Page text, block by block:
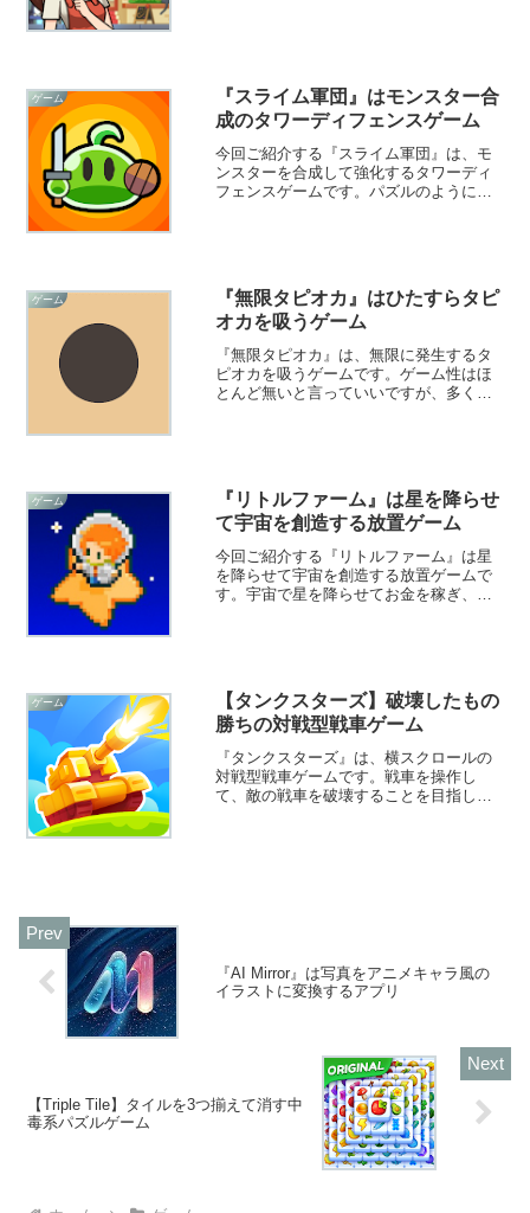
ゲーム
『スライム軍団』はモンスター合
成のタワーディフェンスゲーム
今回ご紹介する『スライム軍団』は、モ
ンスターを合成して強化するタワーディ
フェンスゲームです。パズルのようにモ
ゲーム
『無限タピオカ』はひたすらタピ
オカを吸うゲーム
『無限タピオカ』は、無限に発生するタ
ピオカを吸うゲームです。ゲーム性はほ
とんど無いと言っていいですが、多くの
ゲーム
『リトルファーム』は星を降らせ
て宇宙を創造する放置ゲーム
今回ご紹介する『リトルファーム』は星
を降らせて宇宙を創造する放置ゲームで
す。宇宙で星を降らせてお金を稼ぎ、宇
ゲーム
【タンクスターズ】破壊したもの
勝ちの対戦型戦車ゲーム
『タンクスターズ』は、横スクロールの
対戦型戦車ゲームです。戦車を操作し
て、敵の戦車を破壊することを目指して
『AI Mirror』は写真をアニメキャラ風の
イラストに変換するアプリ
【Triple Tile】タイルを3つ揃えて消す中
毒系パズルゲーム